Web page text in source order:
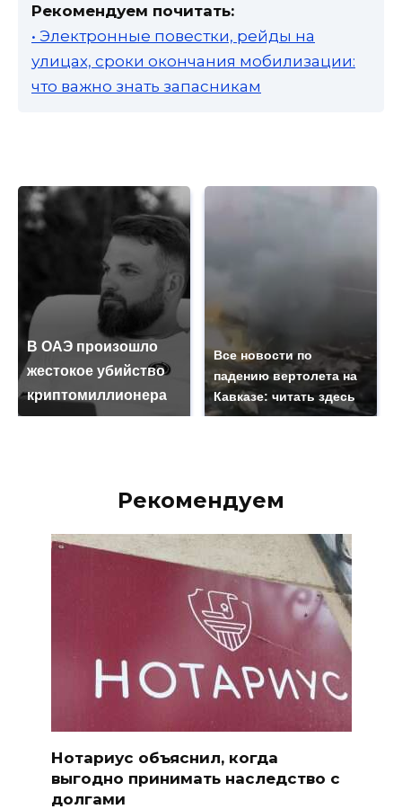
Рекомендуем почитать:
• Электронные повестки, рейды на
улицах, сроки окончания мобилизации:
что важно знать запасникам
В ОАЭ произошло
жестокое убийство
криптомиллионера
Все новости по
падению вертолета на
Кавказе: читать здесь
Рекомендуем
Нотариус объяснил, когда
выгодно принимать наследство с
долгами